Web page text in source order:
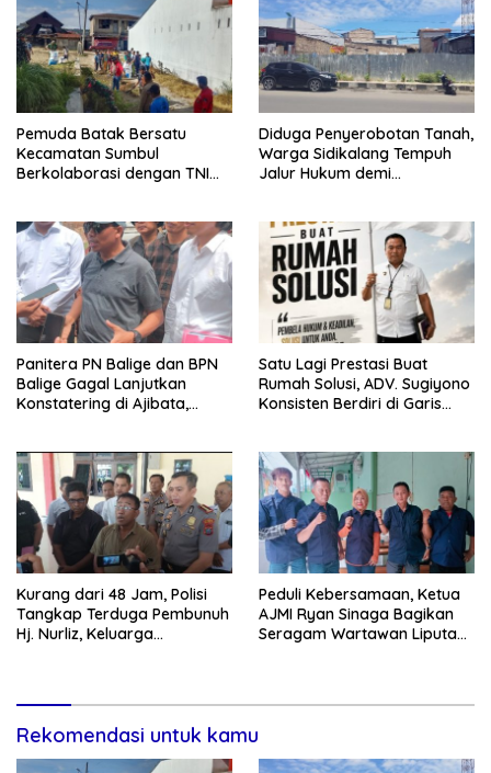
Pemuda Batak Bersatu
Kecamatan Sumbul
Berkolaborasi dengan TNI
dan HUT Ke-81 Kemerdekaan
RI
Diduga Penyerobotan Tanah,
Warga Sidikalang Tempuh
Jalur Hukum demi
Panitera PN Balige dan BPN
Balige Gagal Lanjutkan
Konstatering di Ajibata,
Satu Lagi Prestasi Buat
Rumah Solusi, ADV. Sugiyono
Konsisten Berdiri di Garis
Kurang dari 48 Jam, Polisi
Tangkap Terduga Pembunuh
Hj. Nurliz, Keluarga
Peduli Kebersamaan, Ketua
AJMI Ryan Sinaga Bagikan
Seragam Wartawan Liputan
Rekomendasi untuk kamu